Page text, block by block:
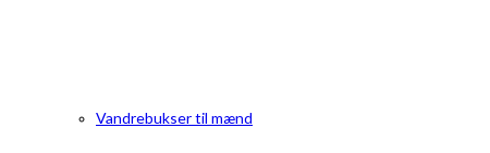
Vandrebukser til mænd